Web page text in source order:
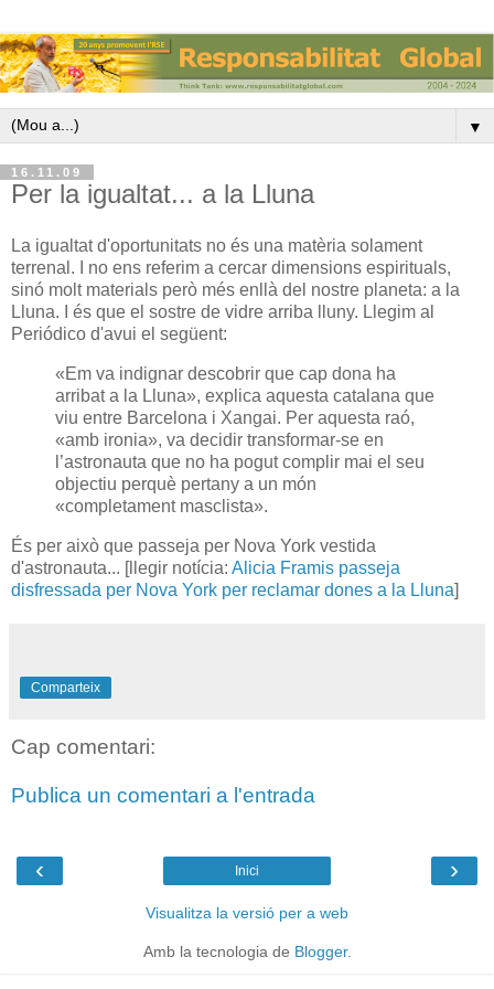
▼
16.11.09
Per la igualtat... a la Lluna
La igualtat d'oportunitats no és una matèria solament
terrenal. I no ens referim a cercar dimensions espirituals,
sinó molt materials però més enllà del nostre planeta: a la
Lluna. I és que el sostre de vidre arriba lluny. Llegim al
Periódico d'avui el següent:
«Em va indignar descobrir que cap dona ha
arribat a la Lluna», explica aquesta catalana que
viu entre Barcelona i Xangai. Per aquesta raó,
«amb ironia», va decidir transformar-se en
l’astronauta que no ha pogut complir mai el seu
objectiu perquè pertany a un món
«completament masclista».
És per això que passeja per Nova York vestida
d'astronauta... [llegir notícia: Alicia Framis passeja
disfressada per Nova York per reclamar dones a la Lluna]
Comparteix
Cap comentari:
Publica un comentari a l'entrada
‹ ›
Inici
Visualitza la versió per a web
Amb la tecnologia de Blogger.